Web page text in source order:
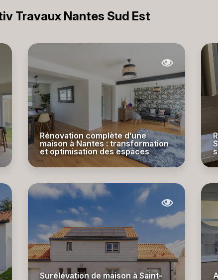
Travaux Nantes Sud Est
Rénovation complète d’une
maison à Nantes : transformation
et optimisation des espaces
Surélévation de maison à Saint-